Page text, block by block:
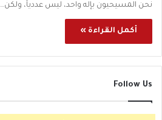
نحن المسيحيون بإله واحد، ليس عددياً، ولكن…
أكمل القراءة »
Follow Us